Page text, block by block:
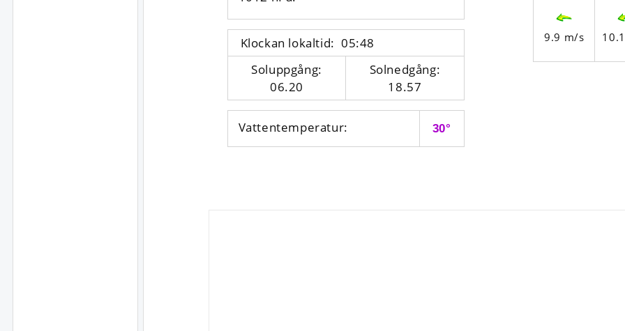
Klockan lokaltid: 05:48
Soluppgång:
06.20
Solnedgång:
18.57
Vattentemperatur: 30°
9.9 m/s